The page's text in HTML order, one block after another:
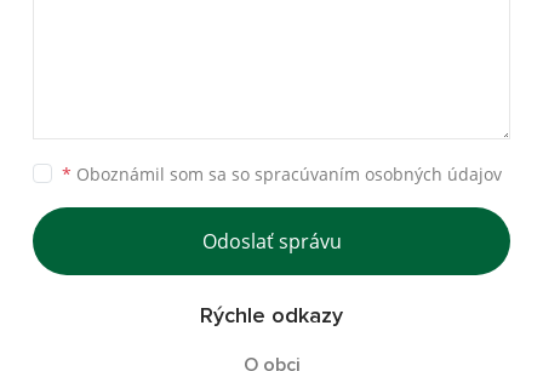
* Oboznámil som sa so spracúvaním osobných údajov
Odoslať správu
Rýchle odkazy
O obci